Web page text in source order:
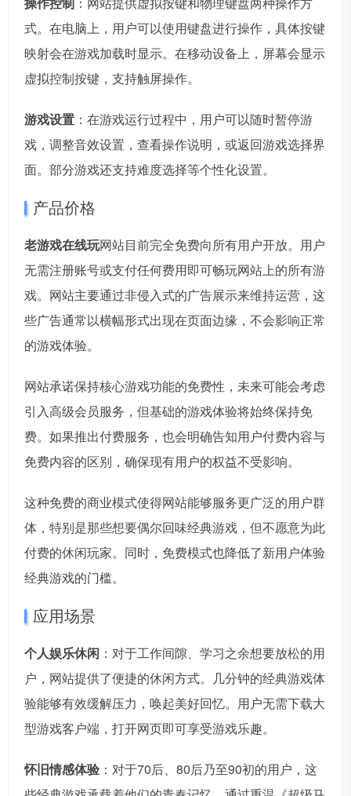
式。在电脑上，用户可以使用键盘进行操作，具体按键
映射会在游戏加载时显示。在移动设备上，屏幕会显示
虚拟控制按键，支持触屏操作。
游戏设置 ：在游戏运行过程中，用户可以随时暂停游
戏，调整音效设置，查看操作说明，或返回游戏选择界
面。部分游戏还支持难度选择等个性化设置。
产品价格
老游戏在线玩网站目前完全免费向所有用户开放。用户
无需注册账号或支付任何费用即可畅玩网站上的所有游
戏。网站主要通过非侵入式的广告展示来维持运营，这
些广告通常以横幅形式出现在页面边缘，不会影响正常
的游戏体验。
网站承诺保持核心游戏功能的免费性，未来可能会考虑
引入高级会员服务，但基础的游戏体验将始终保持免
费。如果推出付费服务，也会明确告知用户付费内容与
免费内容的区别，确保现有用户的权益不受影响。
这种免费的商业模式使得网站能够服务更广泛的用户群
体，特别是那些想要偶尔回味经典游戏，但不愿意为此
付费的休闲玩家。同时，免费模式也降低了新用户体验
经典游戏的门槛。
应用场景
个人娱乐休闲 ：对于工作间隙、学习之余想要放松的用
户，网站提供了便捷的休闲方式。几分钟的经典游戏体
验能够有效缓解压力，唤起美好回忆。用户无需下载大
型游戏客户端，打开网页即可享受游戏乐趣。
怀旧情感体验 ：对于70后、80后乃至90初的用户，这